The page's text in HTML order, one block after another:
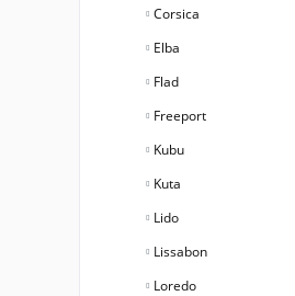
Corsica
Elba
Flad
Freeport
Kubu
Kuta
Lido
Lissabon
Loredo